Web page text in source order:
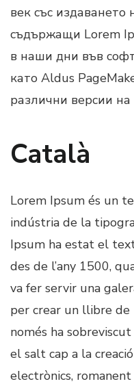
век със издаването
съдържащи Lorem
в наши дни във
като Aldus
различни версии
Català
Lorem Ipsum és un
indústria de la
Ipsum ha estat el
des de l’any 1500,
va fer servir una
per crear un llibre
només ha
el salt cap a la
electrònics, romanent